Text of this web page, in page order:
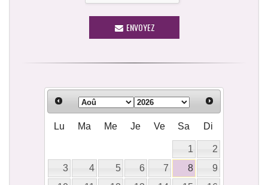
ENVOYEZ
Lu Ma Me Je Ve Sa Di
1
2
3
4 5 6 7 8
9